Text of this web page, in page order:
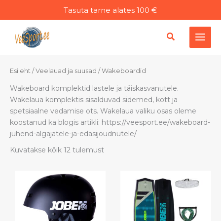
Tasuta tarne alates 100 €
Esileht /Veelauad ja suusad / Wakeboardid
Wakeboard komplektid lastele ja täiskasvanutele.
Wakelaua komplektis sisalduvad sidemed, kott ja
spetsiaalne vedamise ots. Wakelaua valiku osas oleme
koostanud ka blogis artikli: https://veesport.ee/wakeboard-
juhend-algajatele-ja-edasijoudnutele/
Kuvatakse kõik 12 tulemust
Sellel
mitu